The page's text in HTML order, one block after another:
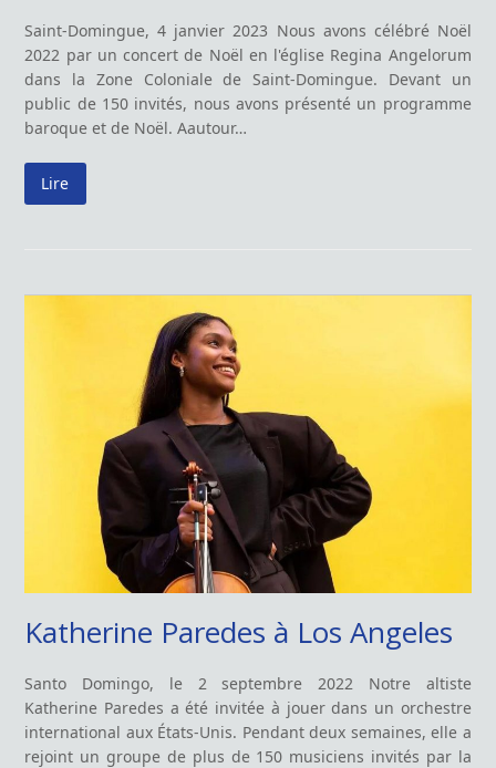
Saint-Domingue, 4 janvier 2023 Nous avons célébré Noël
2022 par un concert de Noël en l'église Regina Angelorum
dans la Zone Coloniale de Saint-Domingue. Devant un
public de 150 invités, nous avons présenté un programme
baroque et de Noël. Aautour…
Lire
Katherine Paredes à Los Angeles
Santo Domingo, le 2 septembre 2022 Notre altiste
Katherine Paredes a été invitée à jouer dans un orchestre
international aux États-Unis. Pendant deux semaines, elle a
rejoint un groupe de plus de 150 musiciens invités par la